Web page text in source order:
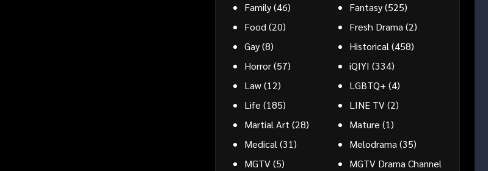
Family(46) Fantasy(525)
Food(20) Fresh Drama(2)
Gay(8) Historical(458)
Horror(57) iQIYI (334)
Law(12) LGBTQ+ (4)
Life (185) LINE TV(2)
Martial Art(28) Mature (1)
Medical(31) Melodrama(35)
MGTV(5)
MGTV Drama Channel